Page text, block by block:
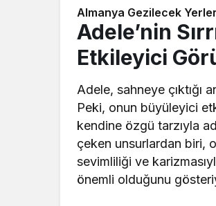
Almanya Gezilecek Yerler
Adele’nin
Etkileyici
Adele, sahneye çıktığı
Peki, onun büyüleyici
kendine özgü tarzıyla
çeken unsurlardan biri,
sevimliliği ve
önemli olduğunu